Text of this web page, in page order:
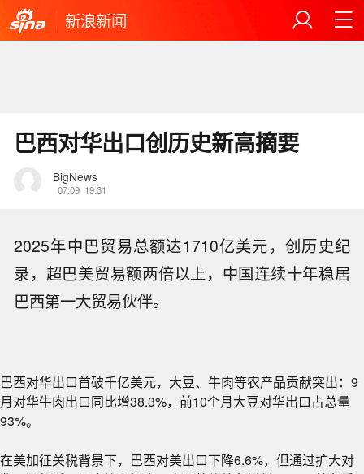
新浪新闻
巴西对华出口创历史新高摘要
BigNews
07.09 19:31
2025年中巴贸易总额达1710亿美元，创历史纪
录，超巴美贸易额两倍以上，中国连续十年稳居
巴西第一大贸易伙伴。
巴西对华出口首破千亿美元，大豆、牛肉等农产品贡献突出：9
月对华牛肉出口同比增38.3%，前10个月大豆对华出口占总量
93%。
在美加征关税背景下，巴西对美出口下降6.6%，但通过扩大对